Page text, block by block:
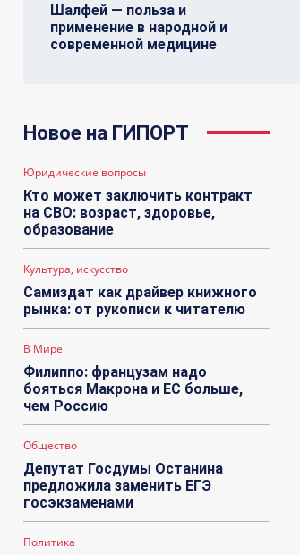
Шалфей — польза и
применение в народной и
современной медицине
Новое на ГИПОРТ
Юридические вопросы
Кто может заключить контракт
на СВО: возраст, здоровье,
образование
Культура, искусство
Самиздат как драйвер книжного
рынка: от рукописи к читателю
В Мире
Филиппо: французам надо
бояться Макрона и ЕС больше,
чем Россию
Общество
Депутат Госдумы Останина
предложила заменить ЕГЭ
госэкзаменами
Политика